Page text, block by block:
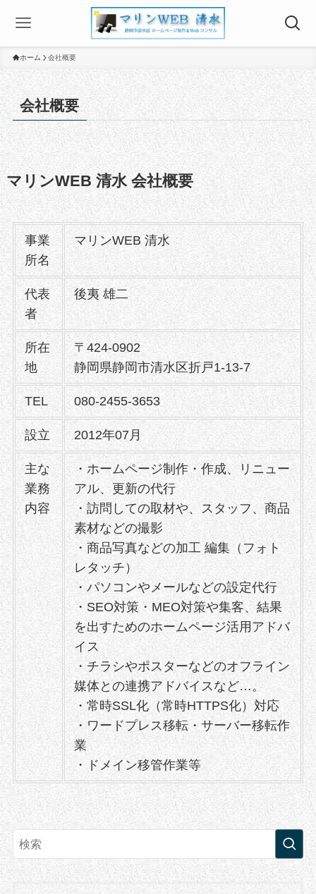
ホーム 会社概要
会社概要
マリンWEB 清水 会社概要
事業
所名
マリンWEB 清水
代表
者
後夷 雄二
所在
地
〒424-0902
静岡県静岡市清水区折戸1-13-7
TEL 080-2455-3653
設立 2012年07月
主な
業務
内容
・ホームページ制作・作成、リニュー
アル、更新の代行
・訪問しての取材や、スタッフ、商品
素材などの撮影
・商品写真などの加工 編集（フォト
レタッチ）
・パソコンやメールなどの設定代行
・SEO対策・MEO対策や集客、結果
を出すためのホームページ活用アドバ
イス
・チラシやポスターなどのオフライン
媒体との連携アドバイスなど…。
・常時SSL化（常時HTTPS化）対応
・ワードプレス移転・サーバー移転作
業
・ドメイン移管作業等